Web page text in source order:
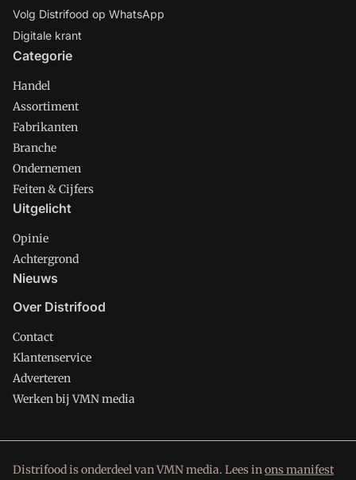
Volg Distrifood op WhatsApp
Digitale krant
Categorie
Handel
Assortiment
Fabrikanten
Branche
Ondernemen
Feiten & Cijfers
Uitgelicht
Opinie
Achtergrond
Nieuws
Over Distrifood
Contact
Klantenservice
Adverteren
Werken bij VMN media
Distrifood is onderdeel van VMN media. Lees inons manifest